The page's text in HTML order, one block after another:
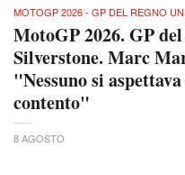
MOTOGP 2026 - GP DEL REGNO
MotoGP 2026. GP
Silverstone. Marc
"Nessuno si
contento"
8 AGOSTO